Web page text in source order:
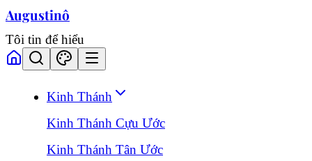
Augustinô
Tôi tin để hiểu
Kinh Thánh
Kinh Thánh Cựu Ước
Kinh Thánh Tân Ước